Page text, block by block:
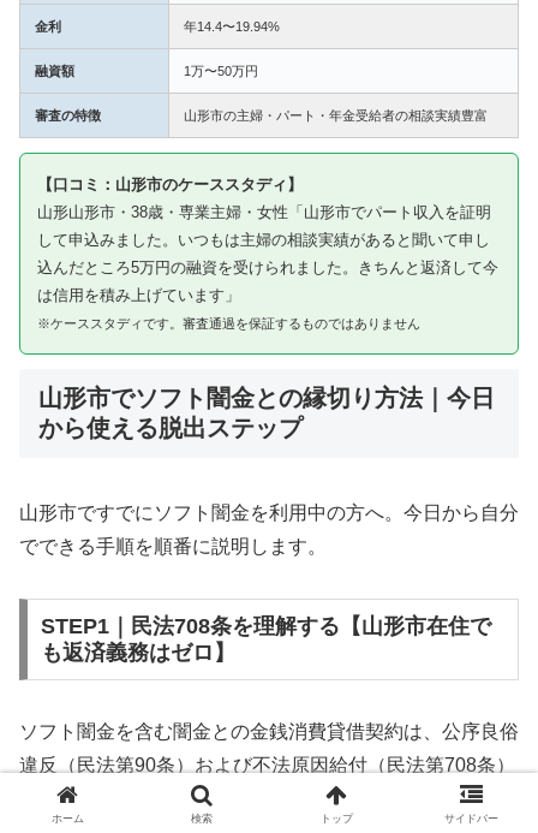
金利 年14.4〜19.94%
融資額 1万〜50万円
審査の特徴 山形市の主婦・パート・年金受給者の相談実績豊富
【口コミ：山形市のケーススタディ】
山形山形市・38歳・専業主婦・女性「山形市でパート収入を証明
して申込みました。いつもは主婦の相談実績があると聞いて申し
込んだところ5万円の融資を受けられました。きちんと返済して今
は信用を積み上げています」
※ケーススタディです。審査通過を保証するものではありません
山形市でソフト闇金との縁切り方法｜今日
から使える脱出ステップ
山形市ですでにソフト闇金を利用中の方へ。今日から自分
でできる手順を順番に説明します。
STEP1｜民法708条を理解する【山形市在住で
も返済義務はゼロ】
ソフト闇金を含む闇金との金銭消費貸借契約は、公序良俗
違反（民法第90条）および不法原因給付（民法第708条）
に該当するため、法的には無効です。山形市在住であって
ホーム 検索 トップ サイドバー